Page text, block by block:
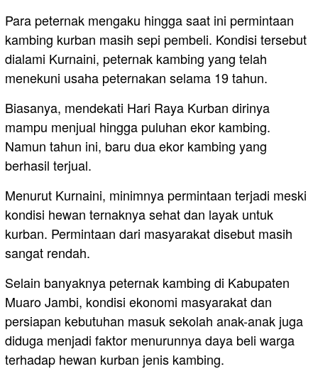
Para peternak mengaku hingga saat ini permintaan
kambing kurban masih sepi pembeli. Kondisi tersebut
dialami Kurnaini, peternak kambing yang telah
menekuni usaha peternakan selama 19 tahun.
Biasanya, mendekati Hari Raya Kurban dirinya
mampu menjual hingga puluhan ekor kambing.
Namun tahun ini, baru dua ekor kambing yang
berhasil terjual.
Menurut Kurnaini, minimnya permintaan terjadi meski
kondisi hewan ternaknya sehat dan layak untuk
kurban. Permintaan dari masyarakat disebut masih
sangat rendah.
Selain banyaknya peternak kambing di Kabupaten
Muaro Jambi, kondisi ekonomi masyarakat dan
persiapan kebutuhan masuk sekolah anak-anak juga
diduga menjadi faktor menurunnya daya beli warga
terhadap hewan kurban jenis kambing.